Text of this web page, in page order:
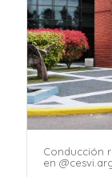
Conducción
en